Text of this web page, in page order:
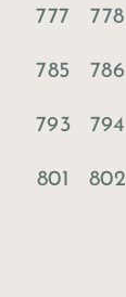
777 778
785 786
793 794
801 802